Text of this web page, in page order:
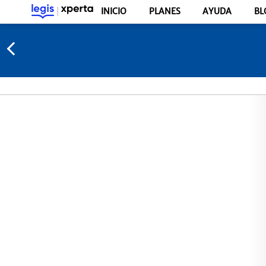
INICIO PLANES AYUDA